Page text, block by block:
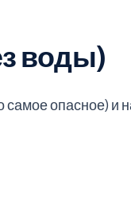
воды)
опасное) и